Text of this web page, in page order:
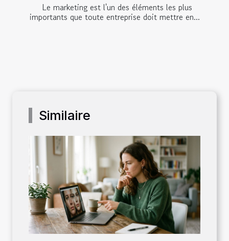
Le marketing est l'un des éléments les plus
importants que toute entreprise doit mettre en...
Similaire